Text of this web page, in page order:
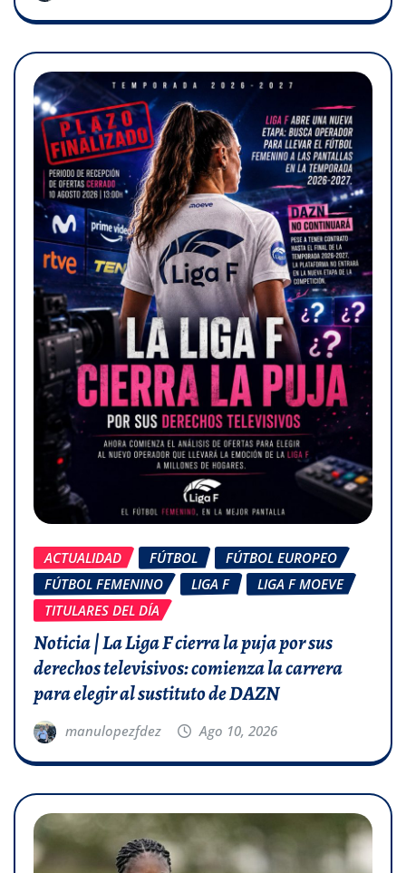
ACTUALIDAD FÚTBOL
FÚTBOL EUROPEO
FÚTBOL FEMENINO
LIGA F
LIGA F MOEVE
TITULARES DEL DÍA
Noticia | La Liga F cierra la puja por sus
derechos televisivos: comienza la carrera
para elegir al sustituto de DAZN
manulopezfdez Ago 10, 2026